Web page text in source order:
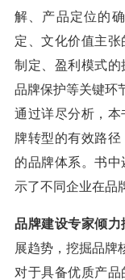
解、产品定位的
定、文化价值主
制定、盈利模式的
品牌保护等关键环
通过详尽分析，
牌转型的有效路
的品牌体系。书
示了不同企业在品
品牌建设专家倾力
展趋势，挖掘品牌
对于具备优质产品